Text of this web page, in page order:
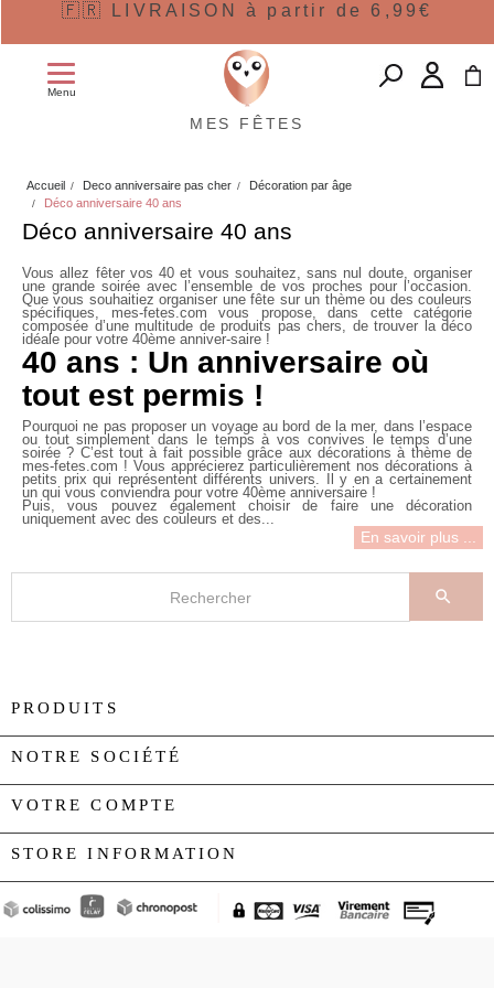
🇫🇷 LIVRAISON à partir de 6,99€
Menu
MES FÊTES
Accueil Deco anniversaire pas cher
Décoration par âge
Déco anniversaire 40 ans
Déco anniversaire 40 ans
Vous allez fêter vos 40 et vous souhaitez, sans nul doute, organiser
une grande soirée avec l’ensemble de vos proches pour l’occasion.
Que vous souhaitiez organiser une fête sur un thème ou des couleurs
spécifiques, mes-fetes.com vous propose, dans cette catégorie
composée d’une multitude de produits pas chers, de trouver la déco
idéale pour votre 40ème anniver-saire !
40 ans : Un anniversaire où
tout est permis !
Pourquoi ne pas proposer un voyage au bord de la mer, dans l’espace
ou tout simplement dans le temps à vos convives le temps d’une
soirée ? C’est tout à fait possible grâce aux décorations à thème de
mes-fetes.com ! Vous apprécierez particulièrement nos décorations à
petits prix qui représentent différents univers. Il y en a certainement
un qui vous conviendra pour votre 40ème anniversaire !
Puis, vous pouvez également choisir de faire une décoration
uniquement avec des couleurs et des...
En savoir plus ...

PRODUITS
NOTRE SOCIÉTÉ
VOTRE COMPTE
STORE INFORMATION